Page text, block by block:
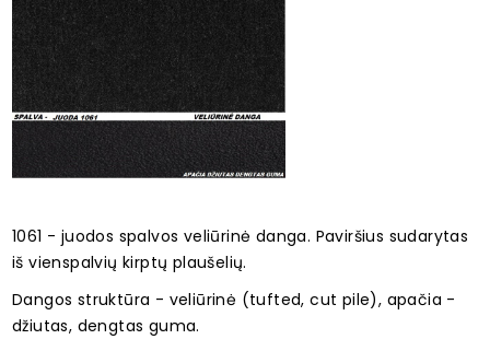
1061 - juodos spalvos veliūrinė danga. Paviršius sudarytas
iš vienspalvių kirptų plaušelių.
Dangos struktūra - veliūrinė (tufted, cut pile), apačia -
džiutas, dengtas guma.